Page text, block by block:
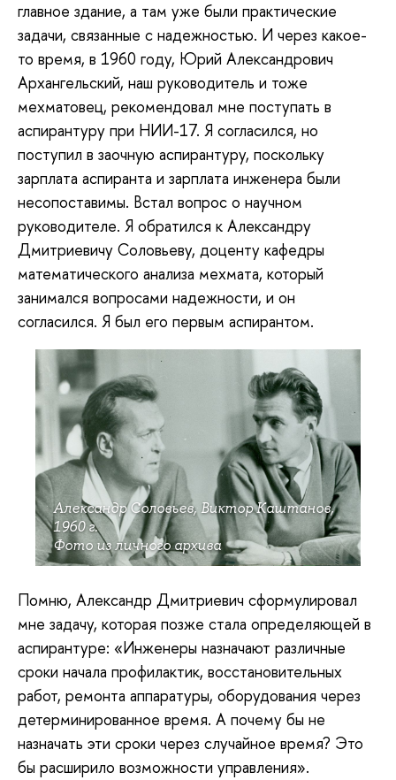
главное здание, а там уже были практические
задачи, связанные с надежностью. И через какое-
то время, в 1960 году, Юрий Александрович
Архангельский, наш руководитель и тоже
мехматовец, рекомендовал мне поступать в
аспирантуру при НИИ-17. Я согласился, но
поступил в заочную аспирантуру, поскольку
зарплата аспиранта и зарплата инженера были
несопоставимы. Встал вопрос о научном
руководителе. Я обратился к Александру
Дмитриевичу Соловьеву, доценту кафедры
математического анализа мехмата, который
занимался вопросами надежности, и он
согласился. Я был его первым аспирантом.
Александр Соловьев, Виктор Каштанов,
1960 г.
Фото из личного архива
Помню, Александр Дмитриевич сформулировал
мне задачу, которая позже стала определяющей в
аспирантуре: «Инженеры назначают различные
сроки начала профилактик, восстановительных
работ, ремонта аппаратуры, оборудования через
детерминированное время. А почему бы не
назначать эти сроки через случайное время? Это
бы расширило возможности управления».